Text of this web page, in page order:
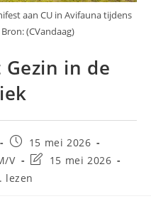
aan CU in Avifauna tijdens
(CVandaag)
in de
15 mei 2026
V
15 mei 2026
lezen